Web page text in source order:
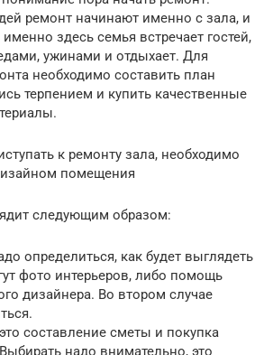
ремонт начинают именно с зала, и
здесь семья встречает гостей,
ужинами и отдыхает. Для
необходимо составить план
терпением и купить качественные
к ремонту зала, необходимо
помещения
следующим образом:
определиться, как будет выглядеть
фото интерьеров, либо помощь
дизайнера. Во втором случае
составление сметы и покупка
надо внимательно, это